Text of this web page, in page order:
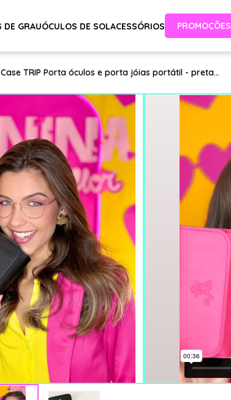
DE GRAUÓCULOS DE SOLACESSÓRIOS PROMOÇÕES
Case TRIP Porta óculos e porta jóias portátil - preta...